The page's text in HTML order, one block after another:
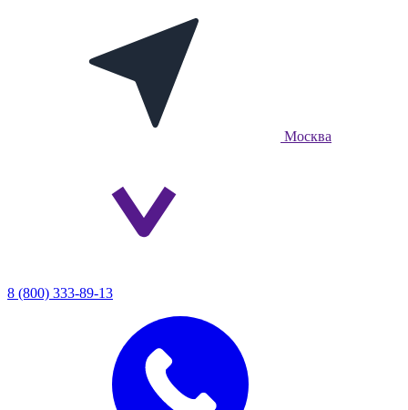
Москва
8 (800) 333-89-13